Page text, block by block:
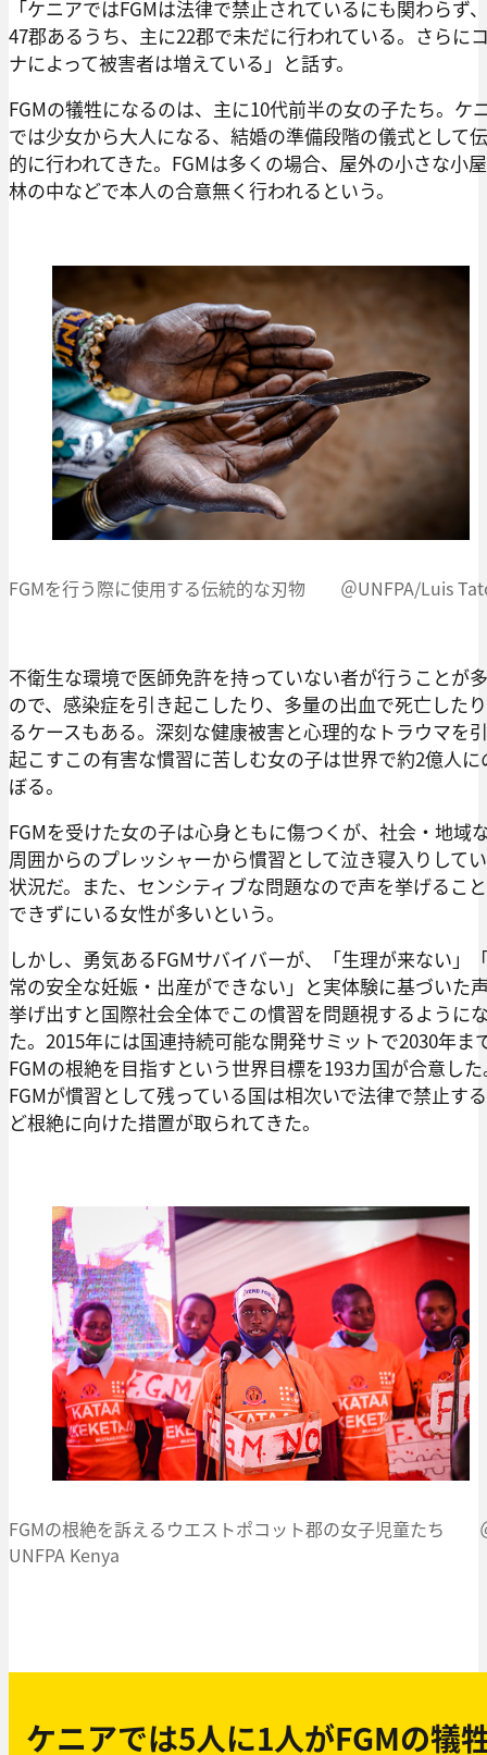
「ケニアではFGMは法律で禁止されているにも関わらず
47郡あるうち、主に22郡で未だに行われている。さらに
ナによって被害者は増えている」と話す。
FGMの犠牲になるのは、主に10代前半の女の子たち。ケ
では少女から大人になる、結婚の準備段階の儀式として
的に行われてきた。FGMは多くの場合、屋外の小さな小
林の中などで本人の合意無く行われるという。
FGMを行う際に使用する伝統的な刃物 ＠UNFPA/Luis
不衛生な環境で医師免許を持っていない者が行うことが
ので、感染症を引き起こしたり、多量の出血で死亡した
るケースもある。深刻な健康被害と心理的なトラウマを
起こすこの有害な慣習に苦しむ女の子は世界で約2億人に
ぼる。
FGMを受けた女の子は心身ともに傷つくが、社会・地域
周囲からのプレッシャーから慣習として泣き寝入りして
状況だ。また、センシティブな問題なので声を挙げるこ
できずにいる女性が多いという。
しかし、勇気あるFGMサバイバーが、「生理が来ない」
常の安全な妊娠・出産ができない」と実体験に基づいた
挙げ出すと国際社会全体でこの慣習を問題視するように
た。2015年には国連持続可能な開発サミットで2030年ま
FGMの根絶を目指すという世界目標を193カ国が合意し
FGMが慣習として残っている国は相次いで法律で禁止す
ど根絶に向けた措置が取られてきた。
FGMの根絶を訴えるウエストポコット郡の女子児童たち
UNFPA Kenya
ケニアでは5人に1人がFGMの犠